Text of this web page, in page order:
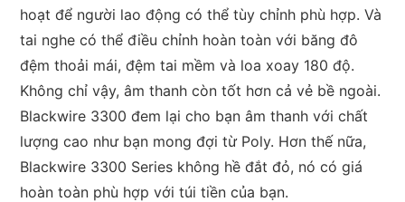
hoạt để người lao động có thể tùy chỉnh phù hợp. Và
tai nghe có thể điều chỉnh hoàn toàn với băng đô
đệm thoải mái, đệm tai mềm và loa xoay 180 độ.
Không chỉ vậy, âm thanh còn tốt hơn cả vẻ bề ngoài.
Blackwire 3300 đem lại cho bạn âm thanh với chất
lượng cao như bạn mong đợi từ Poly. Hơn thế nữa,
Blackwire 3300 Series không hề đắt đỏ, nó có giá
hoàn toàn phù hợp với túi tiền của bạn.